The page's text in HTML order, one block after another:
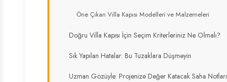
Öne Çıkan Villa Kapısı Modelleri ve Malzemeleri
Doğru Villa Kapısı İçin Seçim Kriterleriniz Ne Olmalı?
Sık Yapılan Hatalar: Bu Tuzaklara Düşmeyin
Uzman Gözüyle: Projenize Değer Katacak Saha Notları